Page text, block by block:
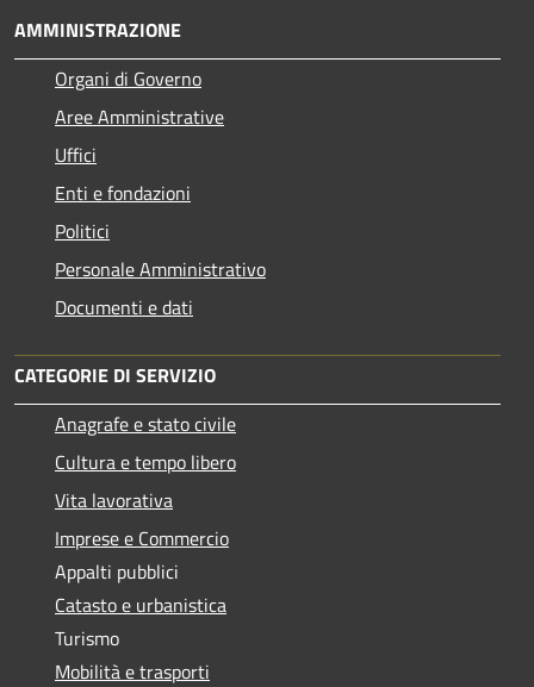
AMMINISTRAZIONE
Organi di Governo
Aree Amministrative
Uffici
Enti e fondazioni
Politici
Personale Amministrativo
Documenti e dati
CATEGORIE DI SERVIZIO
Anagrafe e stato civile
Cultura e tempo libero
Vita lavorativa
Imprese e Commercio
Appalti pubblici
Catasto e urbanistica
Turismo
Mobilità e trasporti